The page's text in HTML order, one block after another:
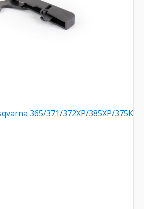
365/371/372XP/385XP/375K